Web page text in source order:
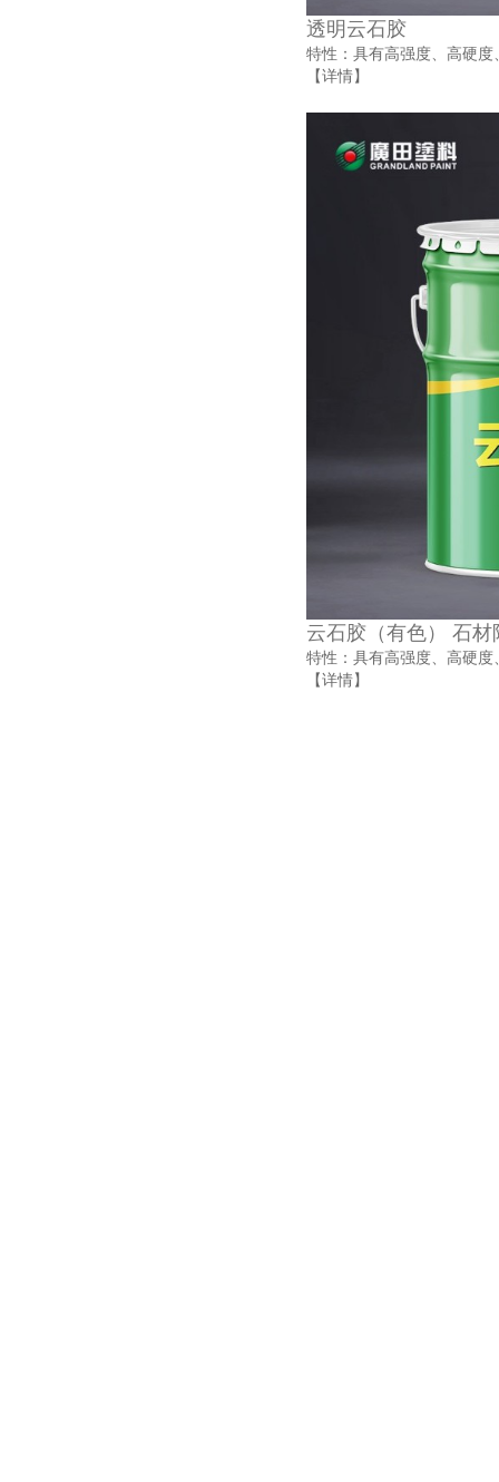
透明云石胶
特性：具有高强度、高硬
【详情】
云石胶（有色） 石材
特性：具有高强度、高硬
【详情】